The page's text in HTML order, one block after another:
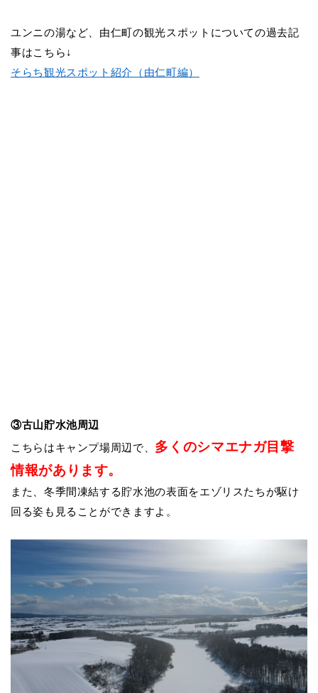
ユンニの湯など、由仁町の観光スポットについての過去記
事はこちら↓
そらち観光スポット紹介（由仁町編）
③古山貯水池周辺
こちらはキャンプ場周辺で、 多くのシマエナガ目撃
情報があります。
また、冬季間凍結する貯水池の表面をエゾリスたちが駆け
回る姿も見ることができますよ。